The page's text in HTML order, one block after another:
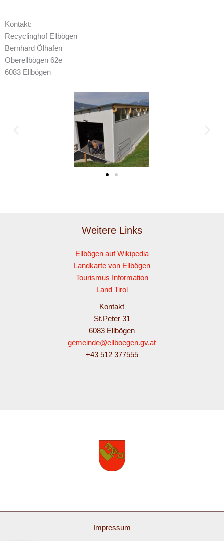
Kontakt:
Recyclinghof Ellbögen
Bernhard Ölhafen
Oberellbögen 62e
6083 Ellbögen
Weitere Links
Ellbögen auf Wikipedia
Landkarte von Ellbögen
Tourismus Information
Land Tirol
Kontakt
St.Peter 31
6083 Ellbögen
gemeinde@ellboegen.gv.at
+43 512 377555
Impressum